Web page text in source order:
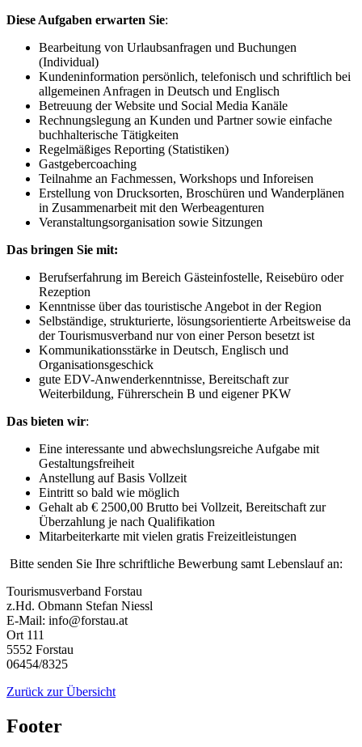
Diese Aufgaben erwarten Sie:
Bearbeitung von Urlaubsanfragen und Buchungen
(Individual)
Kundeninformation persönlich, telefonisch und schriftlich bei
allgemeinen Anfragen in Deutsch und Englisch
Betreuung der Website und Social Media Kanäle
Rechnungslegung an Kunden und Partner sowie einfache
buchhalterische Tätigkeiten
Regelmäßiges Reporting (Statistiken)
Gastgebercoaching
Teilnahme an Fachmessen, Workshops und Inforeisen
Erstellung von Drucksorten, Broschüren und Wanderplänen
in Zusammenarbeit mit den Werbeagenturen
Veranstaltungsorganisation sowie Sitzungen
Das bringen Sie mit:
Berufserfahrung im Bereich Gästeinfostelle, Reisebüro oder
Rezeption
Kenntnisse über das touristische Angebot in der Region
Selbständige, strukturierte, lösungsorientierte Arbeitsweise da
der Tourismusverband nur von einer Person besetzt ist
Kommunikationsstärke in Deutsch, Englisch und
Organisationsgeschick
gute EDV-Anwenderkenntnisse, Bereitschaft zur
Weiterbildung, Führerschein B und eigener PKW
Das bieten wir:
Eine interessante und abwechslungsreiche Aufgabe mit
Gestaltungsfreiheit
Anstellung auf Basis Vollzeit
Eintritt so bald wie möglich
Gehalt ab € 2500,00 Brutto bei Vollzeit, Bereitschaft zur
Überzahlung je nach Qualifikation
Mitarbeiterkarte mit vielen gratis Freizeitleistungen
Bitte senden Sie Ihre schriftliche Bewerbung samt Lebenslauf an:
Tourismusverband Forstau
z.Hd. Obmann Stefan Niessl
E-Mail: info@forstau.at
Ort 111
5552 Forstau
06454/8325
Zurück zur Übersicht
Footer